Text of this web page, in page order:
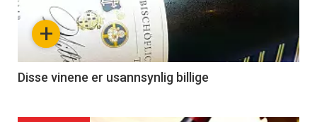
nå
3
+
Disse vinene er usannsynlig billige